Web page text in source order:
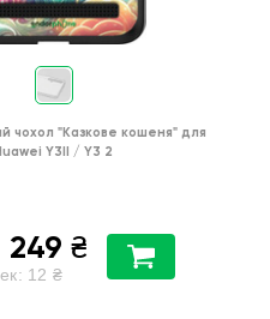
чохол "Казкове кошеня" для
Y3II / Y3 2
249 ₴
12 ₴